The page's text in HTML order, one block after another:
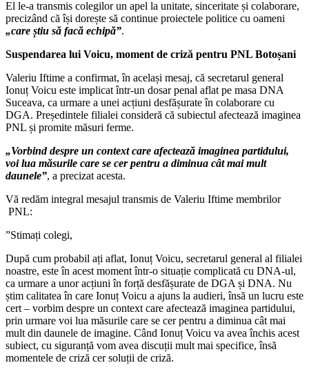
El le-a transmis colegilor un apel la unitate, sinceritate și colaborare,
precizând că își dorește să continue proiectele politice cu oameni
„care știu să facă echipă”.
Suspendarea lui Voicu, moment de criză pentru PNL Botoșani
Valeriu Iftime a confirmat, în același mesaj, că secretarul general
Ionuț Voicu este implicat într-un dosar penal aflat pe masa DNA
Suceava, ca urmare a unei acțiuni desfășurate în colaborare cu
DGA. Președintele filialei consideră că subiectul afectează imaginea
PNL și promite măsuri ferme.
„Vorbind despre un context care afectează imaginea partidului,
voi lua măsurile care se cer pentru a diminua cât mai mult
daunele”, a precizat acesta.
Vă redăm integral mesajul transmis de Valeriu Iftime membrilor
PNL:
”Stimați colegi,
După cum probabil ați aflat, Ionuț Voicu, secretarul general al filialei
noastre, este în acest moment într-o situație complicată cu DNA-ul,
ca urmare a unor acțiuni în forță desfășurate de DGA și DNA. Nu
știm calitatea în care Ionuț Voicu a ajuns la audieri, însă un lucru este
cert – vorbim despre un context care afectează imaginea partidului,
prin urmare voi lua măsurile care se cer pentru a diminua cât mai
mult din daunele de imagine. Când Ionuț Voicu va avea închis acest
subiect, cu siguranță vom avea discuții mult mai specifice, însă
momentele de criză cer soluții de criză.